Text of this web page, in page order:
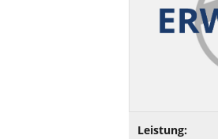
Leistung: